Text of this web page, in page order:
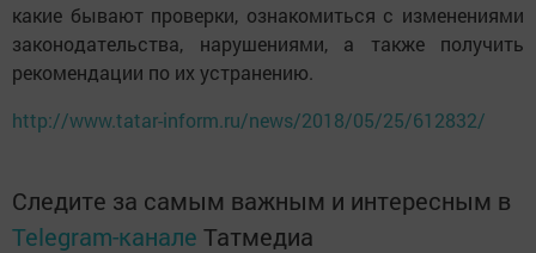
какие бывают проверки, ознакомиться с изменениями
законодательства, нарушениями, а также получить
рекомендации по их устранению.
http://www.tatar-inform.ru/news/2018/05/25/612832/
Следите за самым важным и интересным в
Telegram-канале Татмедиа